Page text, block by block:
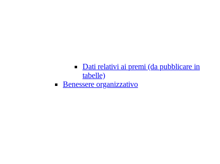
Dati relativi ai premi (da pubblicare in
tabelle)
Benessere organizzativo